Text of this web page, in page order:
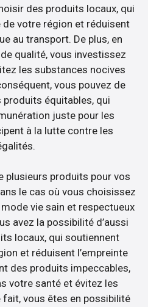
des produits locaux, qui
de votre région et réduisent
au transport. De plus, en
qualité, vous investissez
les substances nocives
vous pouvez de
produits équitables, qui
juste pour les
à la lutte contre les
plusieurs produits pour vos
le cas où vous choisissez
vie sain et respectueux
avez la possibilité d’aussi
locaux, qui soutiennent
et réduisent l’empreinte
des produits impeccables,
votre santé et évitez les
vous êtes en possibilité